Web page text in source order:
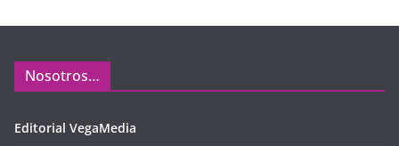
Nosotros…
Editorial VegaMedia